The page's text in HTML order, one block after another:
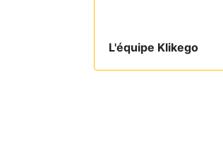
L'équipe Klikego